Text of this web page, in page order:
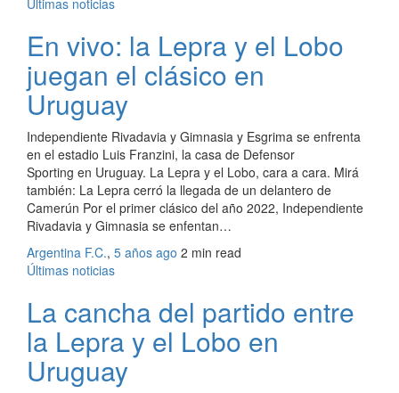
Últimas noticias
En vivo: la Lepra y el Lobo
juegan el clásico en
Uruguay
Independiente Rivadavia y Gimnasia y Esgrima se enfrenta
en el estadio Luis Franzini, la casa de Defensor
Sporting en Uruguay. La Lepra y el Lobo, cara a cara. Mirá
también: La Lepra cerró la llegada de un delantero de
Camerún Por el primer clásico del año 2022, Independiente
Rivadavia y Gimnasia se enfentan…
Argentina F.C., 5 años ago 2 min read
Últimas noticias
La cancha del partido entre
la Lepra y el Lobo en
Uruguay